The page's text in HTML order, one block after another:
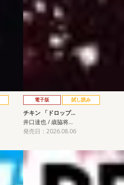
電子版 試し読み
チキン 「ドロップ…
井口達也 / 歳脇将…
発売日：2026.08.06